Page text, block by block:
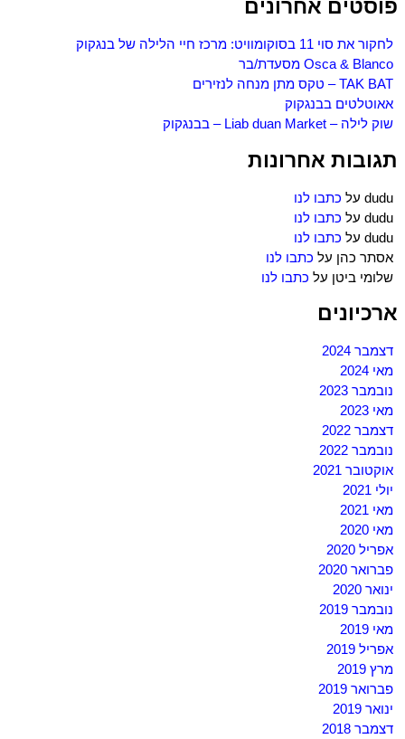
פוסטים אחרונים
לחקור את סוי 11 בסוקומוויט: מרכז חיי הלילה של בנגקוק
Osca & Blanco מסעדת/בר
TAK BAT – טקס מתן מנחה לנזירים
אאוטלטים בבנגקוק
שוק לילה – Liab duan Market – בבנגקוק
תגובות אחרונות
dudu על כתבו לנו
dudu על כתבו לנו
dudu על כתבו לנו
אסתר כהן על כתבו לנו
שלומי ביטן על כתבו לנו
ארכיונים
דצמבר 2024
מאי 2024
נובמבר 2023
מאי 2023
דצמבר 2022
נובמבר 2022
אוקטובר 2021
יולי 2021
מאי 2021
מאי 2020
אפריל 2020
פברואר 2020
ינואר 2020
נובמבר 2019
מאי 2019
אפריל 2019
מרץ 2019
פברואר 2019
ינואר 2019
דצמבר 2018